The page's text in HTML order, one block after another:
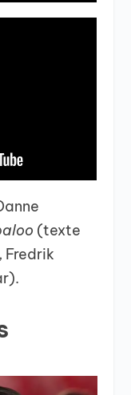
(texte
Fredrik